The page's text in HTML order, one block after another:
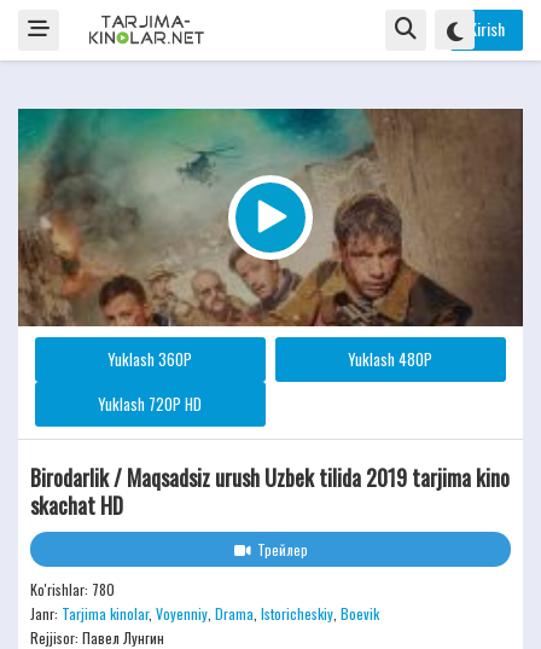
Kirish
Yuklash 360P
Yuklash 480P
Yuklash 720P HD
Birodarlik / Maqsadsiz urush Uzbek tilida 2019 tarjima kino
skachat HD
Трейлер
Ko'rishlar: 780
Janr: Tarjima kinolar, Voyenniy Drama Istoricheskiy Boevik
Rejjisor: Павел Лунгин